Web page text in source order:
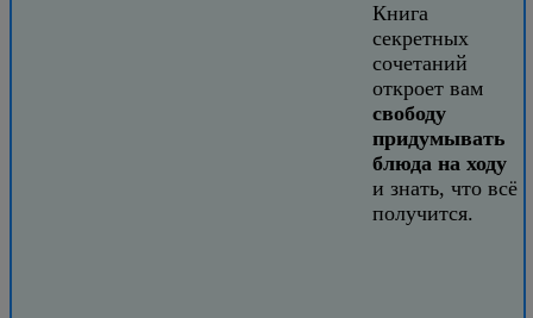
Книга
секретных
сочетаний
откроет вам
свободу
придумывать
блюда на ходу
и знать, что всё
получится.